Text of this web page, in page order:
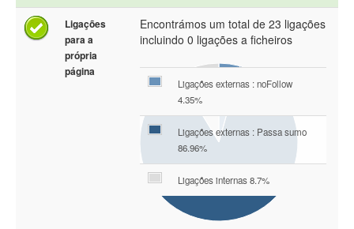
Ligações
para a
própria
página
Encontrámos um total de 23 ligações
incluindo 0 ligações a ficheiros
Ligações externas : noFollow
4.35%
Ligações externas : Passa sumo
86.96%
Ligações internas 8.7%